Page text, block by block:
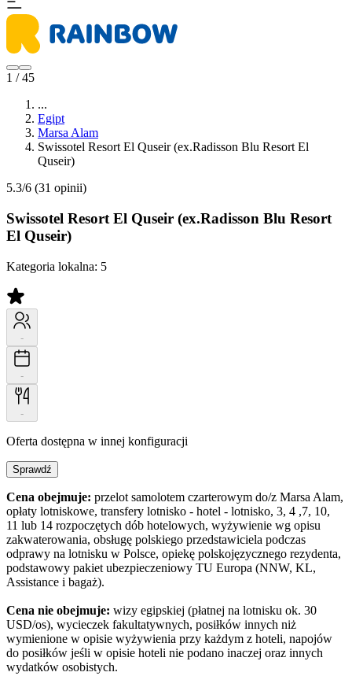
1 / 45
...
Egipt
Marsa Alam
Swissotel Resort El Quseir (ex.Radisson Blu Resort El
Quseir)
5.3/6 (31 opinii)
Swissotel Resort El Quseir (ex.Radisson Blu Resort
El Quseir)
Kategoria lokalna: 5
-
-
-
Oferta dostępna w innej konfiguracji
Sprawdź
Cena obejmuje: przelot samolotem czarterowym do/z Marsa Alam,
opłaty lotniskowe, transfery lotnisko - hotel - lotnisko, 3, 4 ,7, 10,
11 lub 14 rozpoczętych dób hotelowych, wyżywienie wg opisu
zakwaterowania, obsługę polskiego przedstawiciela podczas
odprawy na lotnisku w Polsce, opiekę polskojęzycznego rezydenta,
podstawowy pakiet ubezpieczeniowy TU Europa (NNW, KL,
Assistance i bagaż).
Cena nie obejmuje: wizy egipskiej (płatnej na lotnisku ok. 30
USD/os), wycieczek fakultatywnych, posiłków innych niż
wymienione w opisie wyżywienia przy każdym z hoteli, napojów
do posiłków jeśli w opisie hoteli nie podano inaczej oraz innych
wydatków osobistych.